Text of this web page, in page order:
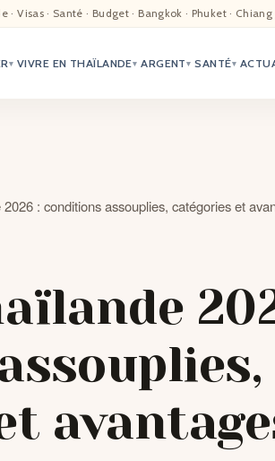
Visas · Santé · Budget · Bangkok · Phuket · Chiang
▾ VIVRE EN THAÏLANDE▾ ARGENT ▾ SANTÉ▾
: conditions assouplies, catégories et